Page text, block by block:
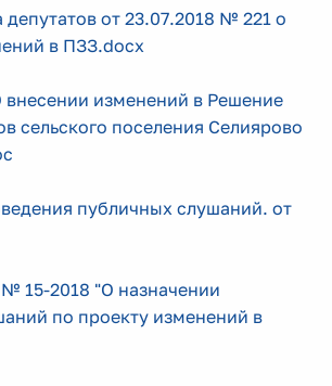
от 23.07.2018 № 221 о
в ПЗЗ.docx
изменений в Решение
сельского поселения Селиярово
публичных слушаний. от
15-2018 "О назначении
по проекту изменений в